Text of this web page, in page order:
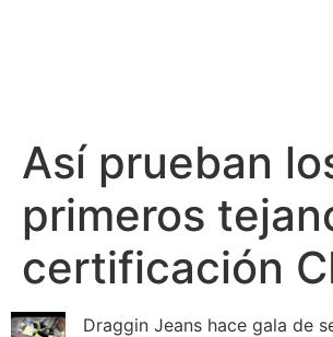
Así prueban
primeros
certificación
Draggin Jeans hace gala de